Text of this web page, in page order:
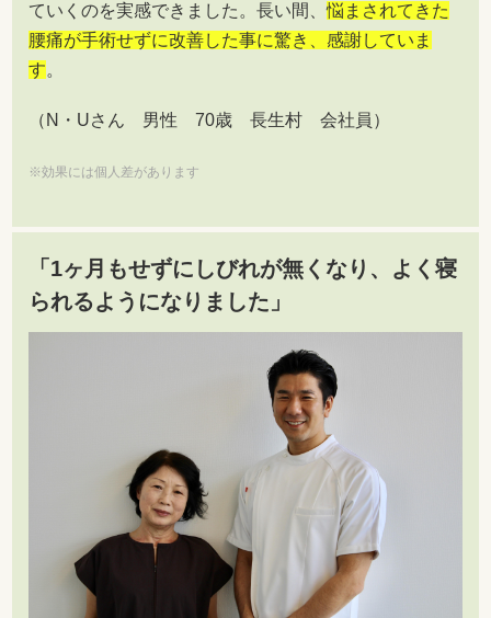
ていくのを実感できました。長い間、悩まされてきた
腰痛が手術せずに改善した事に驚き、感謝していま
す。
（N・Uさん 男性 70歳 長生村 会社員）
※効果には個人差があります
「1ヶ月もせずにしびれが無くなり、よく寝
られるようになりました」